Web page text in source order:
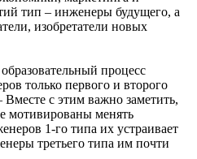
тип – инженеры будущего, а
изобретатели новых
процесс
только первого и второго
с этим важно заметить,
мотивированы менять
1-го типа их устраивает
третьего типа им почти